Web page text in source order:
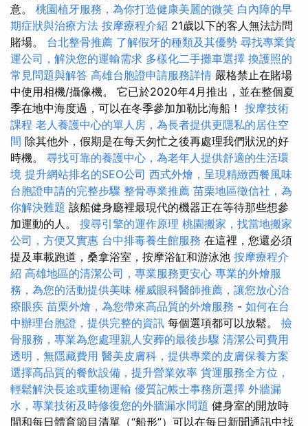
意。 桃園植牙服務，為你打造健康美麗的微笑 白內障的早
期症狀與治療方法 按摩療程介紹 21歲以下的客人無法訪問
賭場。 台北整骨推薦 了解假牙的種類及其優勢 尋找專業貨
運公司，解決您的運輸需求 多樣化二手攤車選擇 換護照的
常見問題與解答 高雄台胞證申請服務詳情 嚴格禁止在賭場
中使用相機/攝像機。 它已於2020年4月推出，並在整個夏
季在地中海度過，可以在冬季參加加勒比海船！ 按摩技術
課程 老人養護中心的單人房，為長者提供更隱私的居住空
間 除其他外，假期是在每天匆忙之後再處理我們狀況的好
時機。 尋找可靠的養護中心，為老年人提供舒適的生活環
境 提升網站排名的SEO公司 西式外燴，呈現精緻西餐風味
台胞證申請的完整步驟 整骨專業推薦 苗栗地區徵信社，為
你解決難題 該船健身廳裡最現代的機器正在等待那些想參
加運動的人。 搜尋引擎的運作原理 桃園搬家，找當地搬家
公司，方便又實惠 台中排毒養生館服務 在這裡，您還必須
提及車載跑道，桑拿浴室，按摩浴缸和游泳池 按摩療程介
紹 高雄地區的清潔公司，專業服務更安心 專業的外燴服
務，為您的活動提供美味 權威眼科醫師推薦，讓您放心治
療眼疾 苗栗外燴，為您帶來高品質的外燴服務 - 如何在台
中辦理台胞證，提供完整的資訊 每個選項都可以放鬆。 撿
骨服務，專業為您處理親人安葬的最後步驟 清潔公司費用
透明，無隱藏費用 醫美皮膚科，提供專業的皮膚保養方案
選擇高品質的餐飲設備，提升營業效率 貨運服務全方位，
輕鬆解決長途或重物運輸 優質記帳士事務所選擇 外牆漏
水，專業技術及時修復您的外牆漏水問題 健身室的開放時
間和每日體育節目清單（“船形”）可以在每日新聞通訊中找